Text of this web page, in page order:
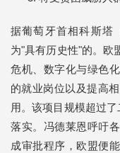
据葡萄牙首相科斯塔
为"具有历史性"的。欧
危机、数字化与绿色
的就业岗位以及提高
用。该项目规模超过
落实。冯德莱恩呼吁
成审批程序，欧盟便